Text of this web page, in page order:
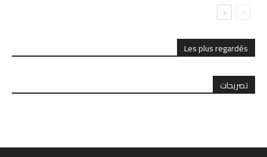
Les plus regardés
تصريحات